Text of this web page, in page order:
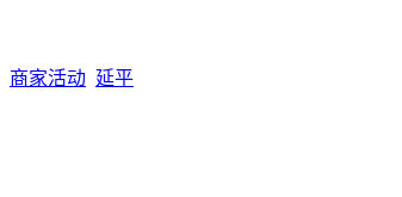
商家活动 延平